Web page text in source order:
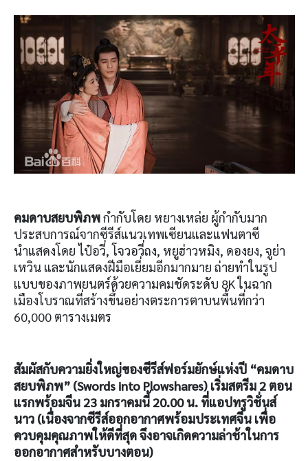
คมดาบสยบพิภพกำกับโดย หยางเหล่ย ผู้กำกับมาก
ประสบการณ์จากซีรีส์แนวเทพเซียนและแฟนตาซี
นำแสดงโดย ไป๋อวี่, โจวอวี่ถง, หยูฮ่าวหมิง, ดองยง, จูย่า
เหวิน และนักแสดงฝีมือเยี่ยมอีกมากมาย ถ่ายทำในรูป
แบบของภาพยนตร์ด้วยความคมชัดระดับ 8K ในฉาก
เมืองโบราณที่สร้างขึ้นอย่างตระการตาบนพื้นที่กว่า
60,000 ตารางเมตร
สัมผัสกับความยิ่งใหญ่ของซีรีส์ฟอร์มยักษ์แห่งปี “คมดาบ
สยบพิภพ” (Swords into Plowshares) เริ่มสตรีม 2 ตอน
แรกพร้อมจีน 23 มกราคมนี้ 20.00 น. ที่แอปทรูวิชั่นส์
นาว (เนื่องจากซีรีส์ออกอากาศพร้อมประเทศจีน เพื่อ
ควบคุมคุณภาพให้ดีที่สุด จึงอาจเกิดความล่าช้าในการ
ออกอากาศสำหรับบางตอน)